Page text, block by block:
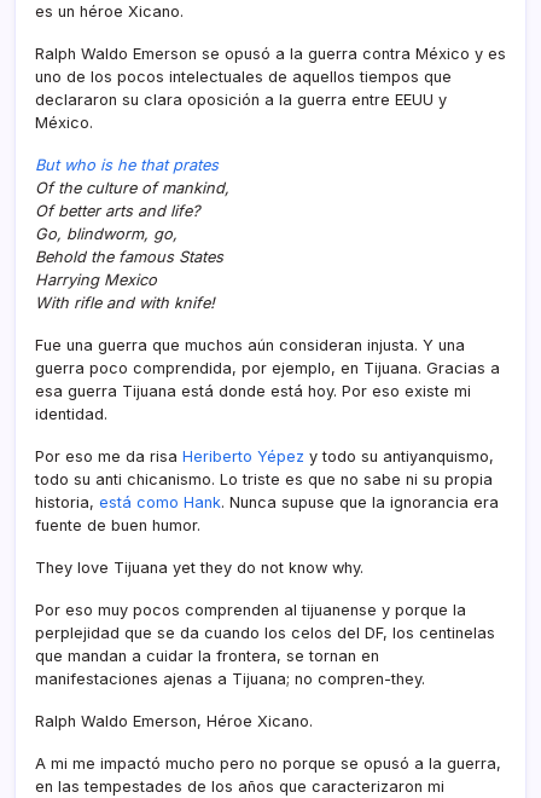
es un héroe Xicano.
Ralph Waldo Emerson se opusó a la guerra contra México y es
uno de los pocos intelectuales de aquellos tiempos que
declararon su clara oposición a la guerra entre EEUU y
México.
But who is he that prates
Of the culture of mankind,
Of better arts and life?
Go, blindworm, go,
Behold the famous States
Harrying Mexico
With rifle and with knife!
Fue una guerra que muchos aún consideran injusta. Y una
guerra poco comprendida, por ejemplo, en Tijuana. Gracias a
esa guerra Tijuana está donde está hoy. Por eso existe mi
identidad.
Por eso me da risa Heriberto Yépez y todo su antiyanquismo,
todo su anti chicanismo. Lo triste es que no sabe ni su propia
historia, está como Hank. Nunca supuse que la ignorancia era
fuente de buen humor.
They love Tijuana yet they do not know why.
Por eso muy pocos comprenden al tijuanense y porque la
perplejidad que se da cuando los celos del DF, los centinelas
que mandan a cuidar la frontera, se tornan en
manifestaciones ajenas a Tijuana; no compren-they.
Ralph Waldo Emerson, Héroe Xicano.
A mi me impactó mucho pero no porque se opusó a la guerra,
en las tempestades de los años que caracterizaron mi